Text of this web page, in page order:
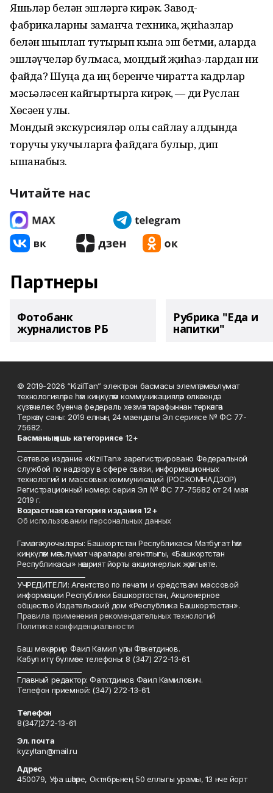
Яшьләр белән эшләргә кирәк. Завод-
фабрикаларны заманча техника, җиһазлар
белән шыплап тутырып кына эш бетми, аларда
эшләүчеләр булмаса, мондый җиһаз-лардан ни
файда? Шуңа да иң беренче чиратта кадрлар
мәсьәләсен кайгыртырга кирәк, — ди Руслан
Хөсәен улы.
Мондый экскурсияләр олы сайлау алдында
торучы укучыларга файдага булыр, дип
ышанабыз.
Читайте нас
Партнеры
Фотобанк
журналистов РБ
Рубрика "Еда и
напитки"
© 2019-2026 “KizilTan” электрон басмасы элемтә, мәгълүмат
технологияләре һәм киңкүләм коммуникацияләр өлкәсендә
күзәтчелек буенча федераль хезмәт тарафыннан теркәлгән.
Теркәлү саны: 2019 елның 24 маендагы Эл сериясе № ФС 77-
75682.
Басманың яшь категориясе12+
Сетевое издание «KizilTan» зарегистрировано Федеральной
службой по надзору в сфере связи, информационных
технологий и массовых коммуникаций (РОСКОМНАДЗОР)
Регистрационный номер: серия Эл № ФС 77-75682 от 24 мая
2019 г.
Возрастная категория издания 12+
Об использовании персональных данных
Гамәлгә куючылары: Башкортстан Республикасы Матбугат һәм
киңкүләм мәгълүмат чаралары агентлыгы, «Башкортстан
Республикасы» нәшрият йорты акционерлык җәмгыяте.
УЧРЕДИТЕЛИ: Агентство по печати и средствам массовой
информации Республики Башкортостан, Акционерное
общество Издательский дом «Республика Башкортостан».
Правила применения рекомендательных технологий
Политика конфиденциальности
Баш мөхәррир Фаил Камил улы Фәтхетдинов.
Кабул итү бүлмәсе телефоны: 8 (347) 272-13-61.
Главный редактор: Фатхтдинов Фаил Камилович.
Телефон приемной: (347) 272-13-61.
Телефон
8(347)272-13-61
Эл. почта
kyzyltan@mail.ru
Адрес
450079, Уфа шәһәре, Октябрьнең 50 еллыгы урамы, 13 нче йорт